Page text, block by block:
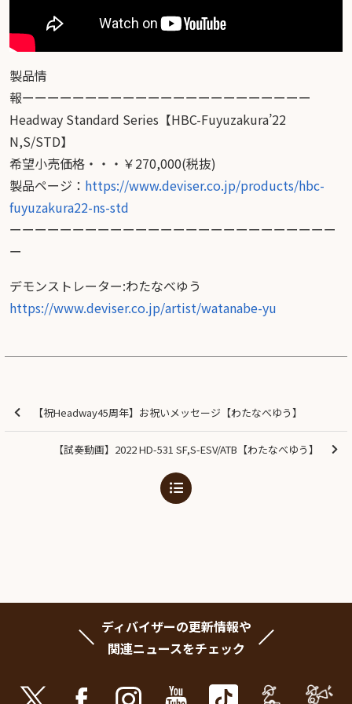
製品情
報ーーーーーーーーーーーーーーーーーーーーーーー
Headway Standard Series【HBC-Fuyuzakura’22
N,S/STD】
希望小売価格・・・￥270,000(税抜)
製品ページ： https://www.deviser.co.jp/products/hbc-
fuyuzakura22-ns-std
ーーーーーーーーーーーーーーーーーーーーーーーーーー
ー
デモンストレーター:わたなべゆう
https://www.deviser.co.jp/artist/watanabe-yu
【祝Headway45周年】お祝いメッセージ【わたなべゆう】
【試奏動画】2022 HD-531 SF,S-ESV/ATB【わたなべゆう】
ディバイザーの更新情報や
関連ニュースをチェック